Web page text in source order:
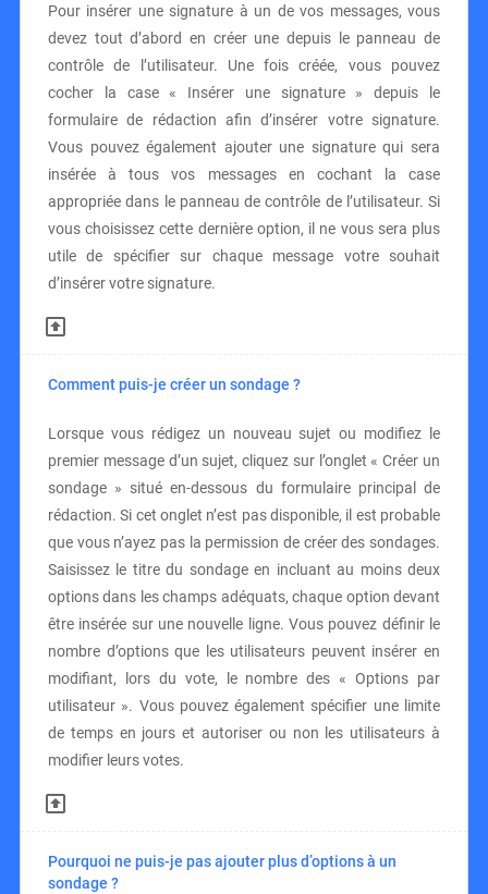
Pour insérer une signature à un de vos messages, vous
devez tout d’abord en créer une depuis le panneau de
contrôle de l’utilisateur. Une fois créée, vous pouvez
cocher la case « Insérer une signature » depuis le
formulaire de rédaction afin d’insérer votre signature.
Vous pouvez également ajouter une signature qui sera
insérée à tous vos messages en cochant la case
appropriée dans le panneau de contrôle de l’utilisateur. Si
vous choisissez cette dernière option, il ne vous sera plus
utile de spécifier sur chaque message votre souhait
d’insérer votre signature.
Comment puis-je créer un sondage ?
Lorsque vous rédigez un nouveau sujet ou modifiez le
premier message d’un sujet, cliquez sur l’onglet « Créer un
sondage » situé en-dessous du formulaire principal de
rédaction. Si cet onglet n’est pas disponible, il est probable
que vous n’ayez pas la permission de créer des sondages.
Saisissez le titre du sondage en incluant au moins deux
options dans les champs adéquats, chaque option devant
être insérée sur une nouvelle ligne. Vous pouvez définir le
nombre d’options que les utilisateurs peuvent insérer en
modifiant, lors du vote, le nombre des « Options par
utilisateur ». Vous pouvez également spécifier une limite
de temps en jours et autoriser ou non les utilisateurs à
modifier leurs votes.
Pourquoi ne puis-je pas ajouter plus d’options à un
sondage ?